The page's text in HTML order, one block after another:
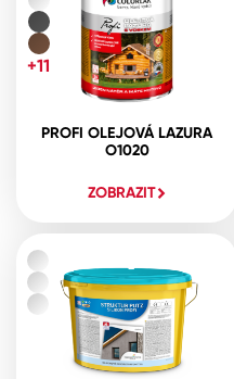
PROFI OLEJOVÁ LAZURA
O1020
ZOBRAZIT
+11